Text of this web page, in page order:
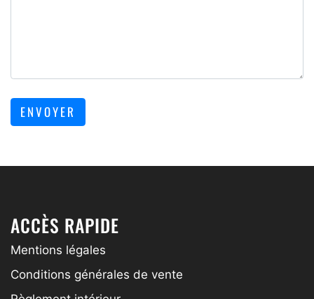
ENVOYER
ACCÈS RAPIDE
Mentions légales
Conditions générales de vente